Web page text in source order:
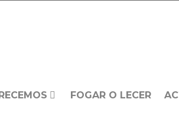
FOGAR O LECER